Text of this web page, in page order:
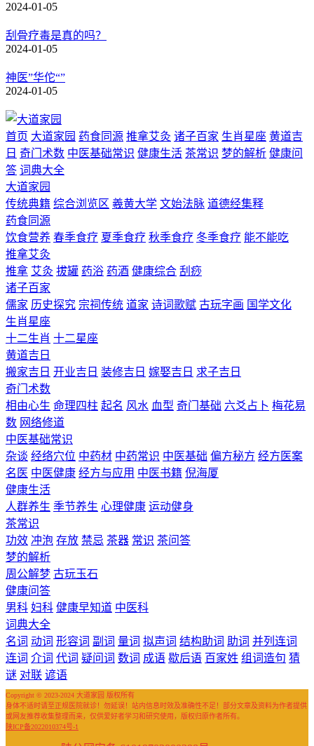
2024-01-05
刮骨疗毒是真的吗？
2024-01-05
神医”华佗“”
2024-01-05
首页 大道家园 药食同源 推拿艾灸 诸子百家 生肖星座 黄道吉
日 奇门术数 中医基础常识 健康生活 茶常识 梦的解析 健康问
答 词典大全
大道家园
传统典籍 综合浏览区 羲黄大学 文始法脉 道德经集释
药食同源
饮食营养 春季食疗 夏季食疗 秋季食疗 冬季食疗 能不能吃
推拿艾灸
推拿 艾灸 拔罐 药浴 药酒 健康综合 刮痧
诸子百家
儒家 历史探究 宗祠传统 道家 诗词歌赋 古玩字画 国学文化
生肖星座
十二生肖 十二星座
黄道吉日
搬家吉日 开业吉日 装修吉日 嫁娶吉日 求子吉日
奇门术数
相由心生 命理四柱 起名 风水 血型 奇门基础 六爻占卜 梅花易
数 网络修道
中医基础常识
杂谈 经络穴位 中药材 中药常识 中医基础 偏方秘方 经方医案
名医 中医健康 经方与应用 中医书籍 倪海厦
健康生活
人群养生 季节养生 心理健康 运动健身
茶常识
功效 冲泡 存放 禁忌 茶器 常识 茶问答
梦的解析
周公解梦 古玩玉石
健康问答
男科 妇科 健康早知道 中医科
词典大全
名词 动词 形容词 副词 量词 拟声词 结构助词 助词 并列连词
连词 介词 代词 疑问词 数词 成语 歇后语 百家姓 组词造句 猜
谜 对联 谚语
Copyright © 2023-2024 大道家园 版权所有
身体不适时请至正规医院就诊！勿延误！站内信息时效及准确性不足！部分文章及资料为作者提供
或网友推荐收集整理而来，仅供爱好者学习和研究使用，版权归原作者所有。
陕ICP备2022010374号-1